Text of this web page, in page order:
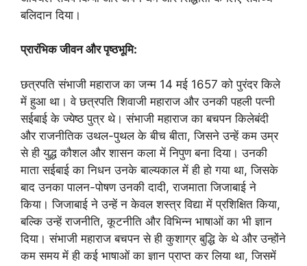
बलिदान दिया।
प्रारंभिक जीवन और पृष्ठभूमि:
छत्रपति संभाजी महाराज का जन्म 14 मई 1657 को पुरंदर किले
में हुआ था। वे छत्रपति शिवाजी महाराज और उनकी पहली पत्नी
सईबाई के ज्येष्ठ पुत्र थे। संभाजी महाराज का बचपन किलेबंदी
और राजनीतिक उथल-पुथल के बीच बीता, जिसने उन्हें कम उम्र
से ही युद्ध कौशल और शासन कला में निपुण बना दिया। उनकी
माता सईबाई का निधन उनके बाल्यकाल में ही हो गया था, जिसके
बाद उनका पालन-पोषण उनकी दादी, राजमाता जिजाबाई ने
किया। जिजाबाई ने उन्हें न केवल शस्त्र विद्या में प्रशिक्षित किया,
बल्कि उन्हें राजनीति, कूटनीति और विभिन्न भाषाओं का भी ज्ञान
दिया। संभाजी महाराज बचपन से ही कुशाग्र बुद्धि के थे और उन्होंने
कम समय में ही कई भाषाओं का ज्ञान प्राप्त कर लिया था, जिसमें